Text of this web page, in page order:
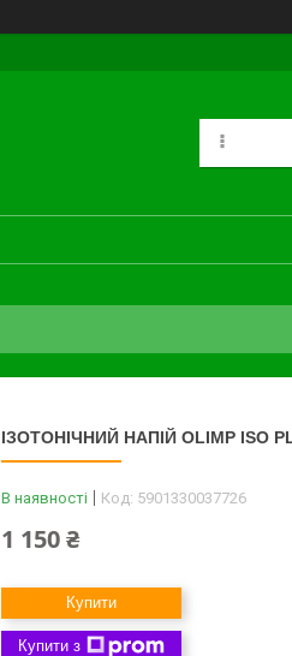
ІЗОТОНІЧНИЙ НАПІЙ OLIMP ISO
В наявності Код: 5901330037726
1 150 ₴
Купити
Купити з